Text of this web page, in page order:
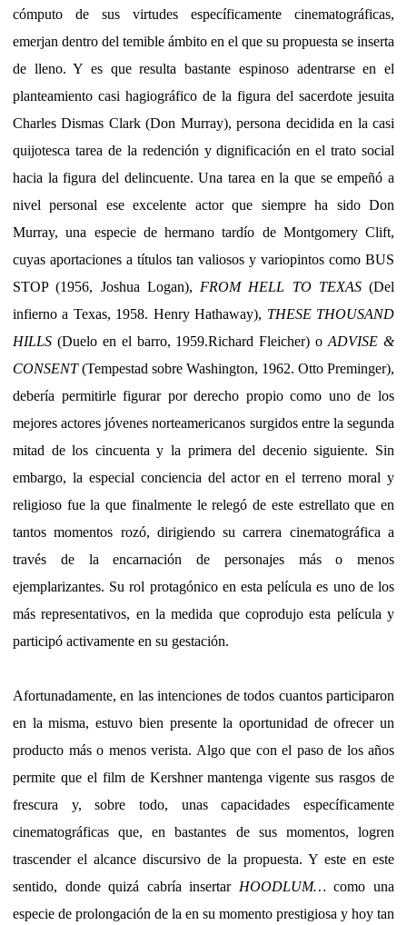
cómputo de sus virtudes específicamente cinematográficas,
emerjan dentro del temible ámbito en el que su propuesta se inserta
de lleno. Y es que resulta bastante espinoso adentrarse en el
planteamiento casi hagiográfico de la figura del sacerdote jesuita
Charles Dismas Clark (Don Murray), persona decidida en la casi
quijotesca tarea de la redención y dignificación en el trato social
hacia la figura del delincuente. Una tarea en la que se empeñó a
nivel personal ese excelente actor que siempre ha sido Don
Murray, una especie de hermano tardío de Montgomery Clift,
cuyas aportaciones a títulos tan valiosos y variopintos como BUS
STOP (1956, Joshua Logan), FROM HELL TO TEXAS(Del
infierno a Texas, 1958. Henry Hathaway), THESE THOUSAND
HILLS (Duelo en el barro, 1959.Richard Fleicher) oADVISE &
CONSENT(Tempestad sobre Washington, 1962. Otto Preminger),
debería permitirle figurar por derecho propio como uno de los
mejores actores jóvenes norteamericanos surgidos entre la segunda
mitad de los cincuenta y la primera del decenio siguiente. Sin
embargo, la especial conciencia del actor en el terreno moral y
religioso fue la que finalmente le relegó de este estrellato que en
tantos momentos rozó, dirigiendo su carrera cinematográfica a
través de la encarnación de personajes más o menos
ejemplarizantes. Su rol protagónico en esta película es uno de los
más representativos, en la medida que coprodujo esta película y
participó activamente en su gestación.
Afortunadamente, en las intenciones de todos cuantos participaron
en la misma, estuvo bien presente la oportunidad de ofrecer un
producto más o menos verista. Algo que con el paso de los años
permite que el film de Kershner mantenga vigente sus rasgos de
frescura y, sobre todo, unas capacidades específicamente
cinematográficas que, en bastantes de sus momentos, logren
trascender el alcance discursivo de la propuesta. Y este en este
sentido, donde quizá cabría insertar HOODLUM… como una
especie de prolongación de la en su momento prestigiosa y hoy tan